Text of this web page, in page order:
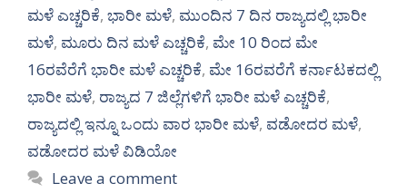
ಮಳೆ ಎಚ್ಚರಿಕೆ, ಭಾರೀ ಮಳೆ, ಮುಂದಿನ 7 ದಿನ ರಾಜ್ಯದಲ್ಲಿ ಭಾರೀ
ಮಳೆ, ಮೂರು ದಿನ ಮಳೆ ಎಚ್ಚರಿಕೆ, ಮೇ 10 ರಿಂದ ಮೇ
16ರವೆರೆಗೆ ಭಾರೀ ಮಳೆ ಎಚ್ಚರಿಕೆ, ಮೇ 16ರವರೆಗೆ ಕರ್ನಾಟಕದಲ್ಲಿ
ಭಾರೀ ಮಳೆ, ರಾಜ್ಯದ 7 ಜಿಲ್ಲೆಗಳಿಗೆ ಭಾರೀ ಮಳೆ ಎಚ್ಚರಿಕೆ,
ರಾಜ್ಯದಲ್ಲಿ ಇನ್ನೂ ಒಂದು ವಾರ ಭಾರೀ ಮಳೆ, ವಡೋದರ ಮಳೆ,
ವಡೋದರ ಮಳೆ ವಿಡಿಯೋ
Leave a comment